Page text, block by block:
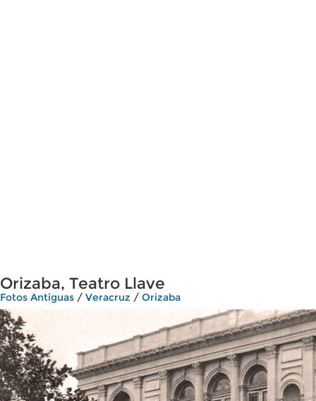
Orizaba, Teatro Llave
Fotos Antiguas / Veracruz / Orizaba